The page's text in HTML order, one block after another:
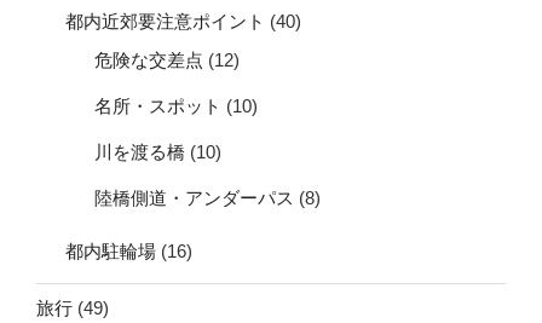
都内近郊要注意ポイント (40)
危険な交差点 (12)
名所・スポット (10)
川を渡る橋 (10)
陸橋側道・アンダーパス (8)
都内駐輪場 (16)
旅行 (49)